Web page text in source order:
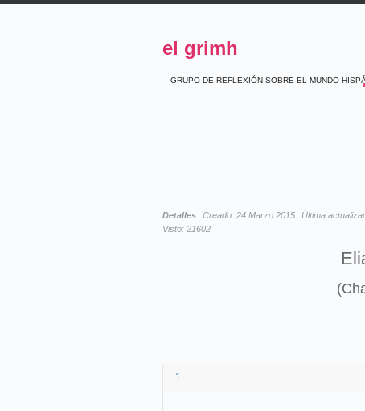
el grimh
GRUPO DE REFLEXIÓN SOBRE EL MUNDO
Detalles Creado: 24 Marzo 2015 Última
Visto: 21602
1